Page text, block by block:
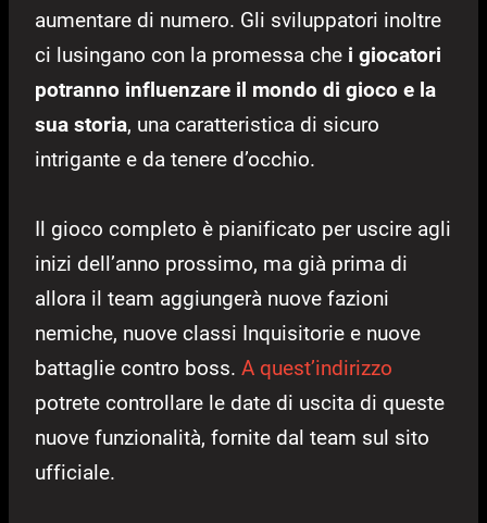
aumentare di numero. Gli sviluppatori inoltre
ci lusingano con la promessa che i giocatori
potranno influenzare il mondo di gioco e la
sua storia, una caratteristica di sicuro
intrigante e da tenere d’occhio.
Il gioco completo è pianificato per uscire agli
inizi dell’anno prossimo, ma già prima di
allora il team aggiungerà nuove fazioni
nemiche, nuove classi Inquisitorie e nuove
battaglie contro boss. A quest’indirizzo
potrete controllare le date di uscita di queste
nuove funzionalità, fornite dal team sul sito
ufficiale.